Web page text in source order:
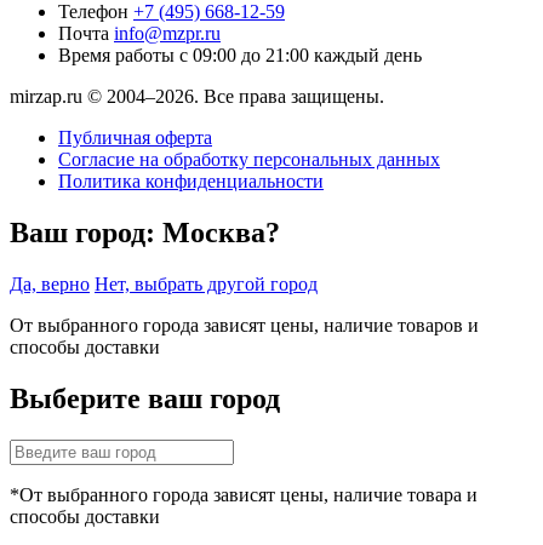
Телефон +7 (495) 668-12-59
Почта info@mzpr.ru
Время работы с 09:00 до 21:00 каждый день
mirzap.ru © 2004–2026. Все права защищены.
Публичная оферта
Согласие на обработку персональных данных
Политика конфиденциальности
Ваш город: Москва?
Да, верно Нет, выбрать другой город
От выбранного города зависят цены, наличие товаров и
способы доставки
Выберите ваш город
*От выбранного города зависят цены, наличие товара и
способы доставки